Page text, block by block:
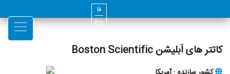
فا
En
کاتتر های اَبلیشن Boston Scientific